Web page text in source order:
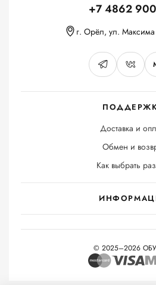
Доставка и
Обмен и
Как выбрать
+7 4862
г. Орёл, ул. Максима
© 2025–2026